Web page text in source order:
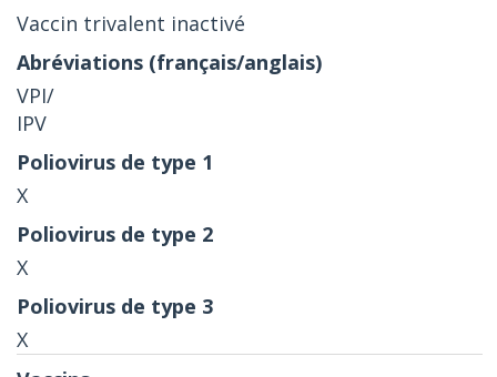
Vaccin trivalent inactivé
VPI/
IPV
X
X
X